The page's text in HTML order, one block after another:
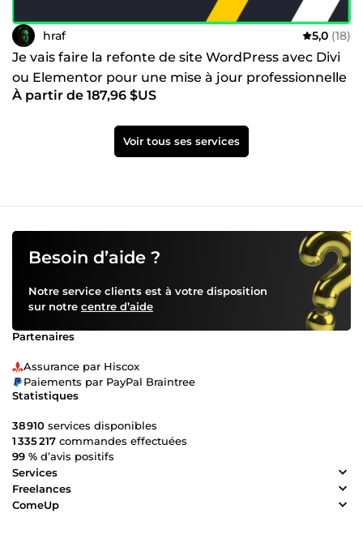
hraf 5,0 (18)
Je vais faire la refonte de site WordPress avec Divi
ou Elementor pour une mise à jour professionnelle
À partir de 187,96 $US
Voir tous ses services
Besoin d’aide ?
Notre service clients est à votre disposition
sur notre centre d’aide
Partenaires
Assurance par Hiscox
Paiements par PayPal Braintree
Statistiques
38 910 services disponibles
1 335 217 commandes effectuées
99 % d’avis positifs
Services
Freelances
ComeUp